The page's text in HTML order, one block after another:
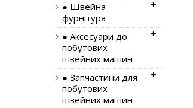
● Швейна
фурнітура
● Аксесуари до
побутових
швейних машин
● Запчастини для
побутових
швейних машин